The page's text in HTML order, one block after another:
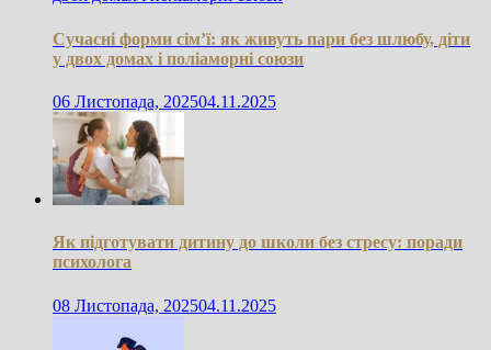
Сучасні форми сім’ї: як живуть пари без шлюбу, діти
у двох домах і поліаморні союзи
06 Листопада, 202504.11.2025
Як підготувати дитину до школи без стресу: поради
психолога
08 Листопада, 202504.11.2025